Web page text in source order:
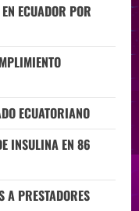
ECUADOR POR
ECUATORIANO
INSULINA EN 86
A PRESTADORES